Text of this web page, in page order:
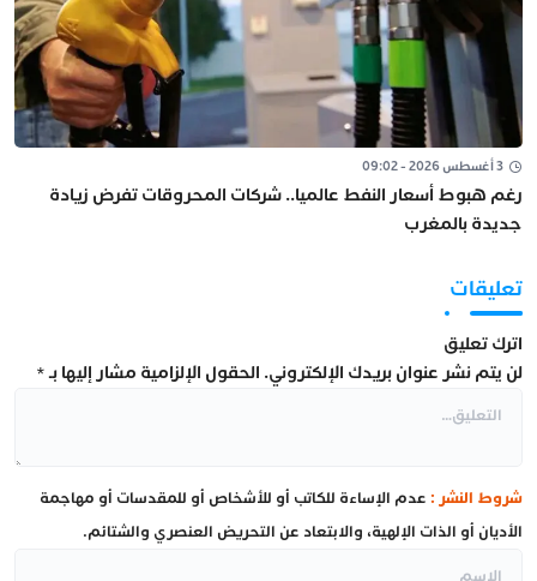
3 أغسطس 2026 - 09:02
رغم هبوط أسعار النفط عالميا.. شركات المحروقات تفرض زيادة
جديدة بالمغرب
تعليقات
اترك تعليق
لن يتم نشر عنوان بريدك الإلكتروني. الحقول الإلزامية مشار إليها بـ*
شروط النشر : عدم الإساءة للكاتب أو للأشخاص أو للمقدسات أو مهاجمة
الأديان أو الذات الإلهية، والابتعاد عن التحريض العنصري والشتائم.